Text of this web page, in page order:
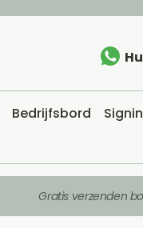
Bedrijfsbord
Gratis verzenden